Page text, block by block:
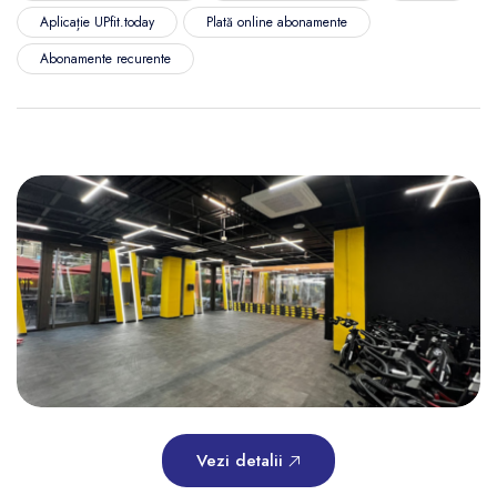
Aplicație UPfit.today
Plată online abonamente
Abonamente recurente
Vezi detalii